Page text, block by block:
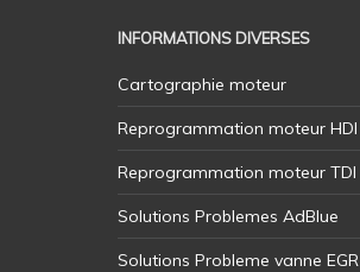
INFORMATIONS DIVERSES
Cartographie moteur
Reprogrammation moteur HDI
Reprogrammation moteur TDI
Solutions Problemes AdBlue
Solutions Probleme vanne EGR